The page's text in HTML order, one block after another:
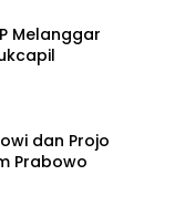
Melanggar
dan Projo
Prabowo